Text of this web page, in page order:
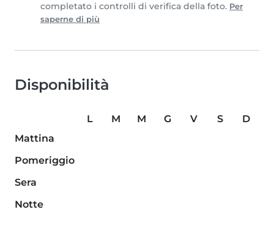
completato i controlli di verifica della foto. Per
saperne di più
Disponibilità
L M M G V S
D
Mattina
Pomeriggio
Sera
Notte